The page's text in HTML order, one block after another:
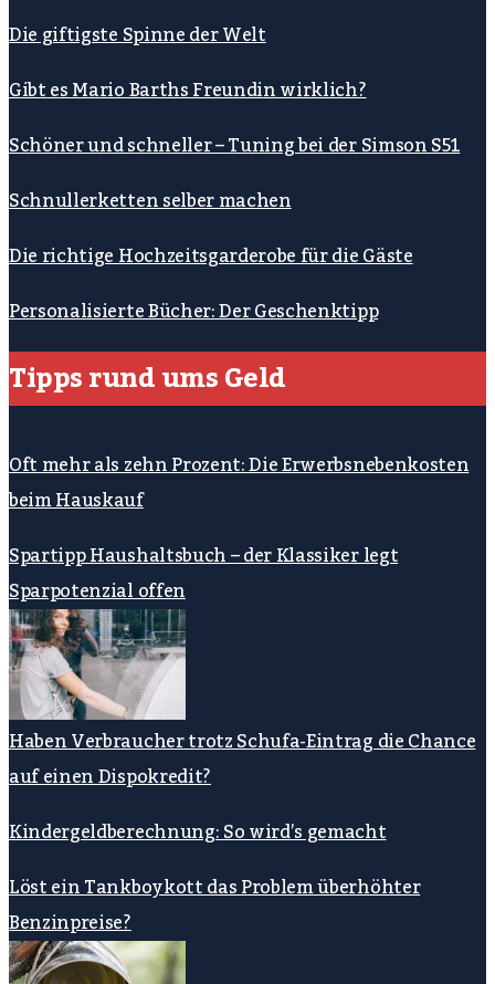
Die giftigste Spinne der Welt
Gibt es Mario Barths Freundin wirklich?
Schöner und schneller – Tuning bei der Simson S51
Schnullerketten selber machen
Die richtige Hochzeitsgarderobe für die Gäste
Personalisierte Bücher: Der Geschenktipp
Tipps rund ums Geld
Oft mehr als zehn Prozent: Die Erwerbsnebenkosten
beim Hauskauf
Spartipp Haushaltsbuch – der Klassiker legt
Sparpotenzial offen
Haben Verbraucher trotz Schufa-Eintrag die Chance
auf einen Dispokredit?
Kindergeldberechnung: So wird’s gemacht
Löst ein Tankboykott das Problem überhöhter
Benzinpreise?